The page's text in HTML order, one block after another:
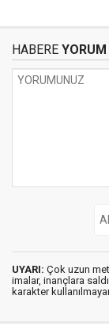
HABERE
UYARI: Çok uzun
imalar, inançlara
karakter